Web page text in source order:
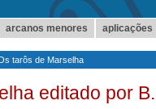
arcanos menores aplicações
tarôs de Marselha
editado por